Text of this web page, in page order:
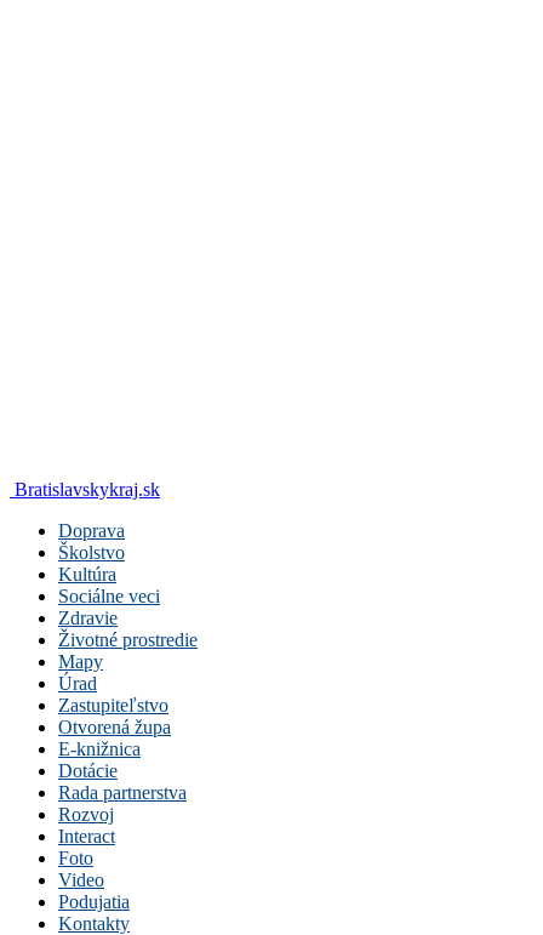
Bratislavskykraj.sk
Doprava
Školstvo
Kultúra
Sociálne veci
Zdravie
Životné prostredie
Mapy
Úrad
Zastupiteľstvo
Otvorená župa
E-knižnica
Dotácie
Rada partnerstva
Rozvoj
Interact
Foto
Video
Podujatia
Kontakty